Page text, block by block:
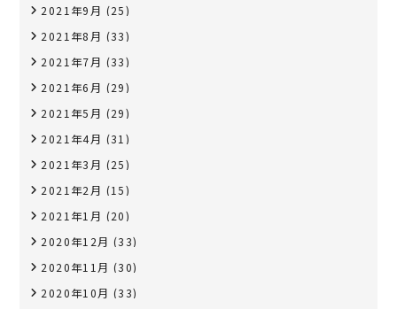
2021年9月 (25)
2021年8月 (33)
2021年7月 (33)
2021年6月 (29)
2021年5月 (29)
2021年4月 (31)
2021年3月 (25)
2021年2月 (15)
2021年1月 (20)
2020年12月 (33)
2020年11月 (30)
2020年10月 (33)